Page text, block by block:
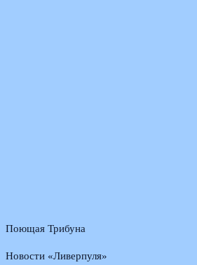
Поющая Трибуна
Новости «Ливерпуля»